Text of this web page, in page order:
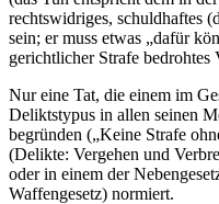
rechtswidriges, schuldhaftes
sein; er muss etwas „dafür
gerichtlicher Strafe bedrohtes
Nur eine Tat, die einem im
Deliktstypus in allen seinen
begründen („Keine Strafe
(Delikte: Vergehen und
oder in einem der
Waffengesetz) normiert.